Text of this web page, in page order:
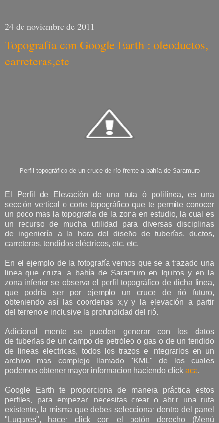
24 de noviembre de 2011
Topografía con Google Earth : oleoductos,
carreteras,etc
Perfil topográfico de un cruce de río frente a bahía de Saramuro
El Perfil de Elevación de una ruta ó polilínea, es una
sección vertical o corte topográfico que te permite conocer
un poco más la topografía de la zona en estudio, la cual es
un recurso de mucha utilidad para diversas disciplinas
de ingeniería a la hora del diseño de tuberías, ductos,
carreteras, tendidos eléctricos, etc, etc.
En el ejemplo de la fotografía vemos que se a trazado una
linea que cruza la bahía de Saramuro en Iquitos y en la
zona inferior se observa el perfil topográfico de dicha linea,
que podría ser por ejemplo un cruce de rió futuro,
obteniendo así las coordenas x,y y la elevación a partir
del terreno e inclusive la profundidad del rió.
Adicional mente se pueden generar con los datos
de tuberías de un campo de petróleo o gas o de un tendido
de lineas electricas, todos los trazos e integrarlos en un
archivo mas complejo llamado ''KML" de los cuales
podemos obtener mayor informacion haciendo click aca.
Google Earth te proporciona de manera práctica estos
perfiles, para empezar, necesitas crear o abrir una ruta
existente, la misma que debes seleccionar dentro del panel
"Lugares", hacer click con el botón derecho (Menú